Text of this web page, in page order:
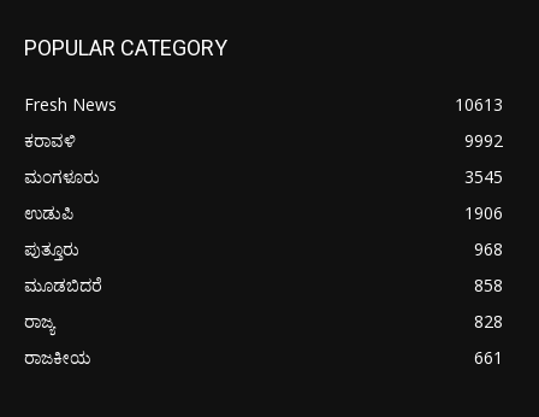
POPULAR CATEGORY
Fresh News
10613
ಕರಾವಳಿ
9992
ಮಂಗಳೂರು
3545
ಉಡುಪಿ
1906
ಪುತ್ತೂರು
968
ಮೂಡಬಿದರೆ
858
ರಾಜ್ಯ
828
ರಾಜಕೀಯ
661